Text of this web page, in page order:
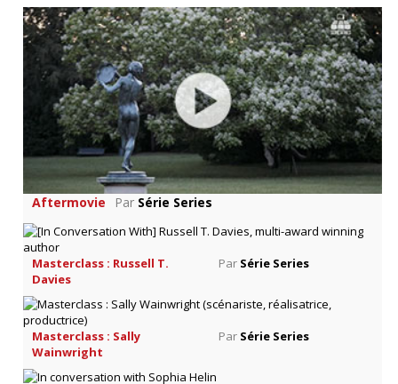
Aftermovie Par Série Series
Masterclass : Russell T.
Davies
Par Série Series
Masterclass : Sally
Wainwright
Par Série Series